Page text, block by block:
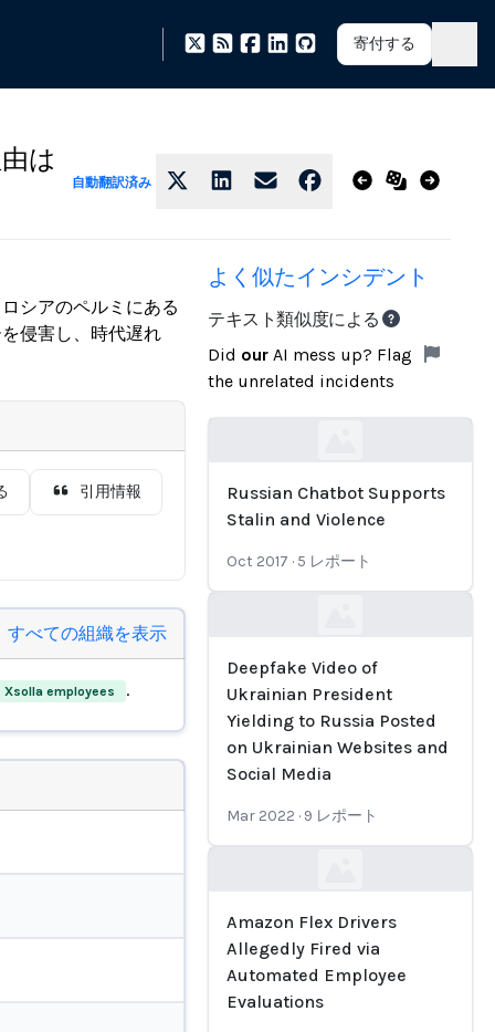
寄付する
は
自動翻訳済み
シアのペルミにある
侵害し、時代遅れ
引用情報
すべての組織を表示
Xsolla employees .
よく似たインシデント
テキスト類似度による
Did our AI mess up? Flag
the unrelated incidents
Russian Chatbot Supports
Stalin and Violence
Oct 2017 · 5 レポート
Deepfake Video of
Ukrainian President
Yielding to Russia Posted
on Ukrainian Websites and
Social Media
Mar 2022 · 9 レポート
Amazon Flex Drivers
Allegedly Fired via
Automated Employee
Evaluations